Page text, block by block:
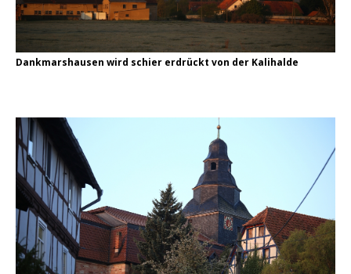
Dankmarshausen wird schier erdrückt von der Kalihalde